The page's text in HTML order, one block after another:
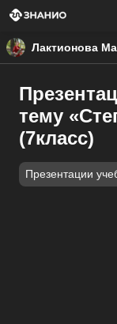
Лактионова
тему
(7класс)
Презентации